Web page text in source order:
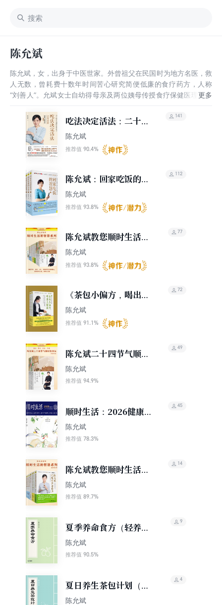
陈允斌
陈允斌，女，出身于中医世家。外曾祖父在民国时为地方名医，救
人无数，曾耗费十数年时间苦心研究简便低廉的食疗药方，人称
“刘善人”。允斌女士自幼得母亲及两位姨母传授食疗保健医理，熟
吃法决定活法：二十四
节气顺时养命食方（全
新修订典藏版）
陈允斌
推荐值 90.4%
141
陈允斌：回家吃饭的智
慧（上中下）
陈允斌
推荐值 93.8%
112
陈允斌教您顺时生活的
智慧（套装共12册）
陈允斌
推荐值 93.8%
77
《茶包小偏方，喝出大
健康》（全二册）
陈允斌
推荐值 91.1%
72
陈允斌二十四节气顺时
饮食法：春生、夏长、
秋收、冬藏
陈允斌
推荐值 94.9%
49
顺时生活：2026健康
日历
陈允斌
推荐值 78.3%
45
陈允斌教您顺时生活的
智慧系列（套装，共7
册）
陈允斌
推荐值 89.7%
14
夏季养命食方（轻养
生）
陈允斌
推荐值 90.5%
9
夏日养生茶包计划（轻
养生）
陈允斌
4